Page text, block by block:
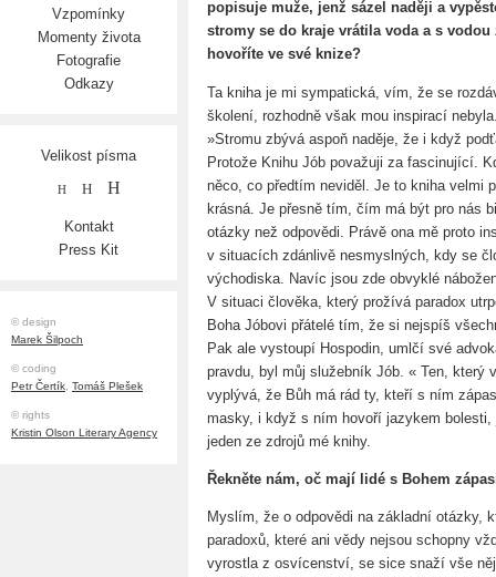
Vzpomínky
Momenty života
Fotografie
Odkazy
Velikost písma
H H H
Kontakt
Press Kit
© design
Marek Šilpoch
© coding
Petr Čertík, Tomáš Plešek
© rights
Kristin Olson Literary Agency
popisuje muže, jenž sázel naději a
stromy se do kraje vrátila voda a s
hovoříte ve své knize?
Ta kniha je mi sympatická, vím, že se
školení, rozhodně však mou inspirací
»Stromu zbývá aspoň naděje, že i když
Protože Knihu Jób považuji za fascinující.
něco, co předtím neviděl. Je to kniha velmi
krásná. Je přesně tím, čím má být pro nás
otázky než odpovědi. Právě ona mě proto
v situacích zdánlivě nesmyslných, kdy se
východiska. Navíc jsou zde obvyklé
V situaci člověka, který prožívá paradox
Boha Jóbovi přátelé tím, že si nejspíš
Pak ale vystoupí Hospodin, umlčí své
pravdu, byl můj služebník Jób. « Ten, který
vyplývá, že Bůh má rád ty, kteří s ním
masky, i když s ním hovoří jazykem
jeden ze zdrojů mé knihy.
Řekněte nám, oč mají lidé s Bohem
Myslím, že o odpovědi na základní otázky,
paradoxů, které ani vědy nejsou schopny
vyrostla z osvícenství, se sice snaží vše